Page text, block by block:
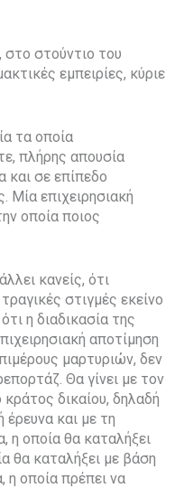
στούντιο του
εμπειρίες, κύριε
τα οποία
πλήρης απουσία
και σε επίπεδο
Μία επιχειρησιακή
οποία ποιος
κανείς, ότι
στιγμές εκείνο
η διαδικασία της
αποτίμηση
μαρτυριών, δεν
Θα γίνει με τον
δικαίου, δηλαδή
έρευνα και με τη
η οποία θα καταλήξει
θα καταλήξει με βάση
η οποία πρέπει να